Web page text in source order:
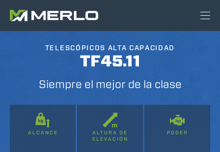
TELESCÓPICOS ALTA CAPACIDAD
TF45.11
Siempre el mejor de la clase
ALCANCE
ALTURA DE
ELEVACIÓN
PODER